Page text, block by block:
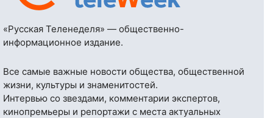
«Русская Теленеделя» — общественно-
информационное издание.
Все самые важные новости общества, общественной
жизни, культуры и знаменитостей.
Интервью со звездами, комментарии экспертов,
кинопремьеры и репортажи с места актуальных